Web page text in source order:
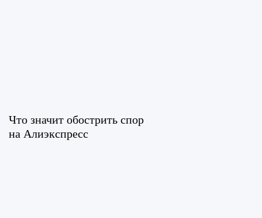
Что значит обострить спор
на Алиэкспресс